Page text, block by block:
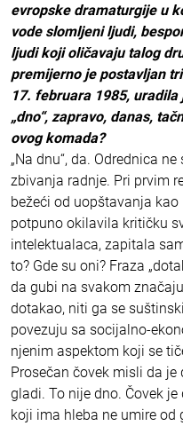
evropske dramaturgije u
vode slomljeni ljudi,
ljudi koji oličavaju talog
premijerno je postavljan
17. februara 1985,
„dno“, zapravo, danas,
ovog komada?
„Na dnu“, da. Odrednica
zbivanja radnje. Pri prvim
bežeći od uopštavanja
potpuno okilavila kritičku
intelektualaca, zapitala
to? Gde su oni? Fraza
da gubi na svakom
dotakao, niti ga se
povezuju sa socijalno-
njenim aspektom koji se
Prosečan čovek misli da
gladi. To nije dno. Čovek
koji ima hleba ne umire